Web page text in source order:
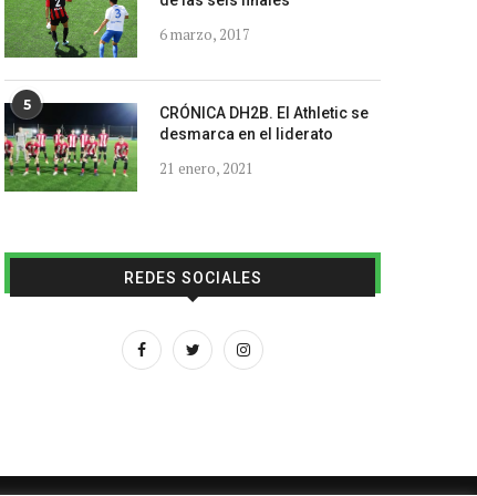
6 marzo, 2017
5
CRÓNICA DH2B. El Athletic se
desmarca en el liderato
21 enero, 2021
REDES SOCIALES